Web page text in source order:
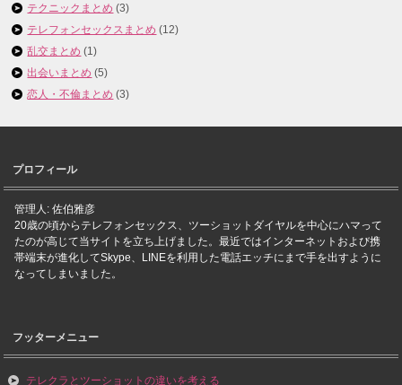
テクニックまとめ (3)
テレフォンセックスまとめ (12)
乱交まとめ (1)
出会いまとめ (5)
恋人・不倫まとめ (3)
プロフィール
管理人: 佐伯雅彦
20歳の頃からテレフォンセックス、ツーショットダイヤルを中心にハマって
たのが高じて当サイトを立ち上げました。最近ではインターネットおよび携
帯端末が進化してSkype、LINEを利用した電話エッチにまで手を出すように
なってしまいました。
フッターメニュー
テレクラとツーショットの違いを考える